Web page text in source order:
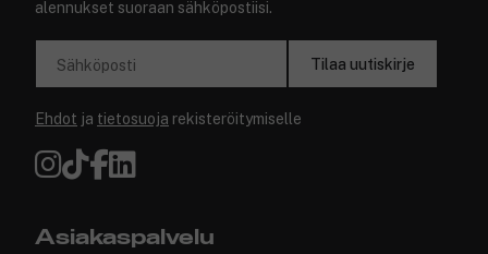
alennukset suoraan sähköpostiisi.
Sähköposti Tilaa uutiskirje
Ehdot ja tietosuoja rekisteröitymiselle
Asiakaspalvelu